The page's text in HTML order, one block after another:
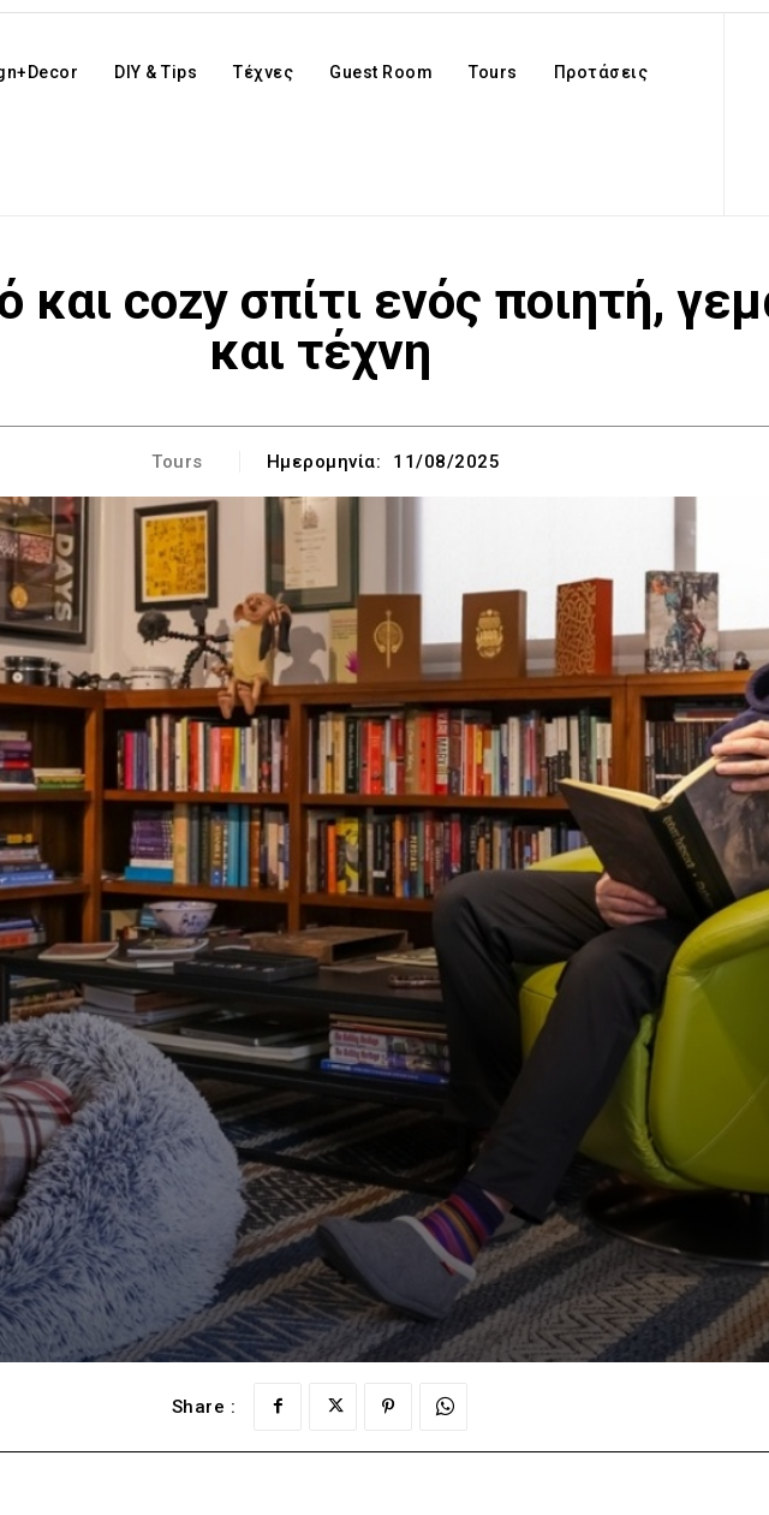
DIY & Tips Τέχνες Guest Room Tours Προτάσεις
και cozy σπίτι ενός ποιητή,
και τέχνη
Tours Ημερομηνία: 11/08/2025
Share :